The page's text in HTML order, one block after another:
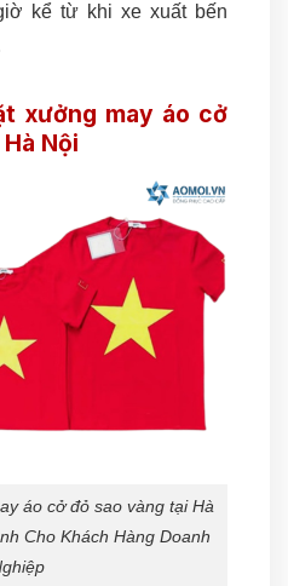
kể từ khi xe xuất bến
xưởng may áo cở
Nội
áo cở đỏ sao vàng tại Hà
Cho Khách Hàng Doanh